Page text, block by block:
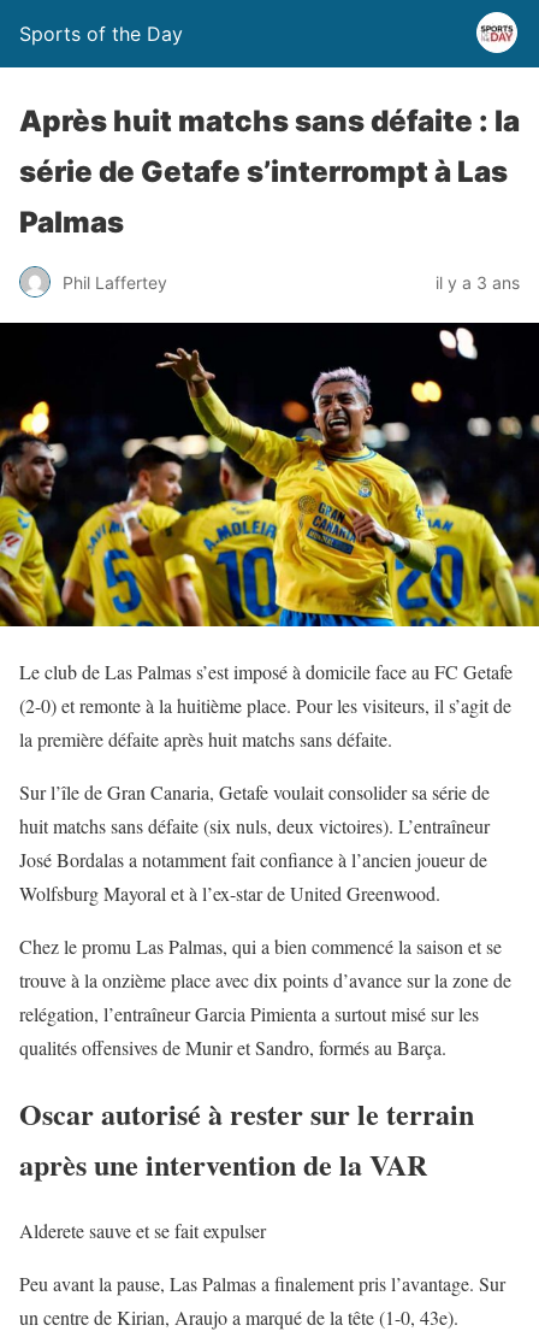
Sports of the Day
Après huit matchs sans défaite : la
série de Getafe s’interrompt à Las
Palmas
Phil Laffertey il y a 3 ans
Le club de Las Palmas s’est imposé à domicile face au FC Getafe
(2-0) et remonte à la huitième place. Pour les visiteurs, il s’agit de
la première défaite après huit matchs sans défaite.
Sur l’île de Gran Canaria, Getafe voulait consolider sa série de
huit matchs sans défaite (six nuls, deux victoires). L’entraîneur
José Bordalas a notamment fait confiance à l’ancien joueur de
Wolfsburg Mayoral et à l’ex-star de United Greenwood.
Chez le promu Las Palmas, qui a bien commencé la saison et se
trouve à la onzième place avec dix points d’avance sur la zone de
relégation, l’entraîneur Garcia Pimienta a surtout misé sur les
qualités offensives de Munir et Sandro, formés au Barça.
Oscar autorisé à rester sur le terrain
après une intervention de la VAR
Alderete sauve et se fait expulser
Peu avant la pause, Las Palmas a finalement pris l’avantage. Sur
un centre de Kirian, Araujo a marqué de la tête (1-0, 43e).